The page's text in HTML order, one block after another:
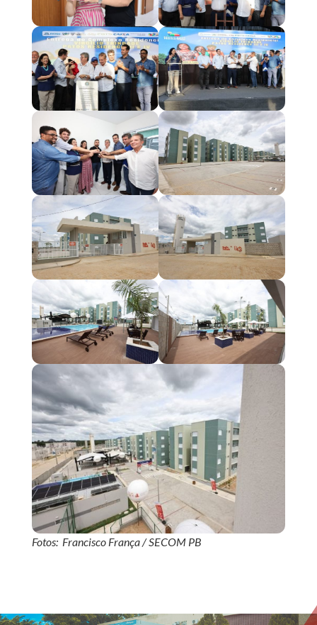
Fotos: Francisco França / SECOM PB